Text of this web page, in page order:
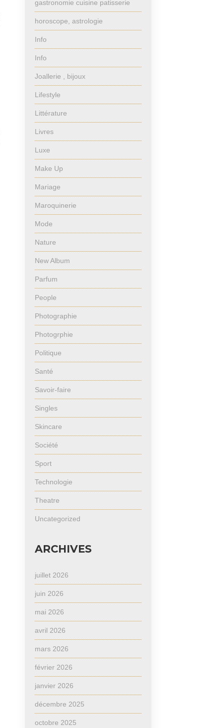
gastronomie cuisine patisserie
horoscope, astrologie
Info
Info
Joallerie , bijoux
Lifestyle
Littérature
Livres
Luxe
Make Up
Mariage
Maroquinerie
Mode
Nature
New Album
Parfum
People
Photographie
Photogrphie
Politique
Santé
Savoir-faire
Singles
Skincare
Société
Sport
Technologie
Theatre
Uncategorized
ARCHIVES
juillet 2026
juin 2026
mai 2026
avril 2026
mars 2026
février 2026
janvier 2026
décembre 2025
octobre 2025